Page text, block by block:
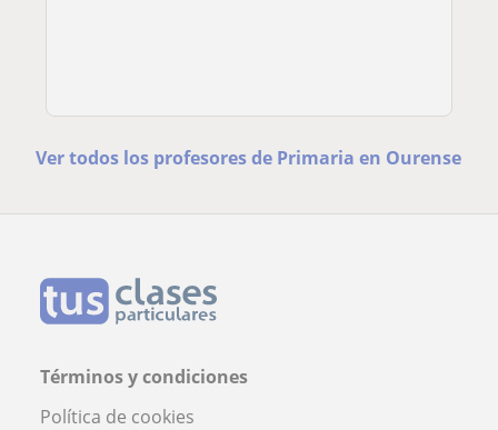
Ver todos los profesores de Primaria en Ourense
Términos y condiciones
Política de cookies